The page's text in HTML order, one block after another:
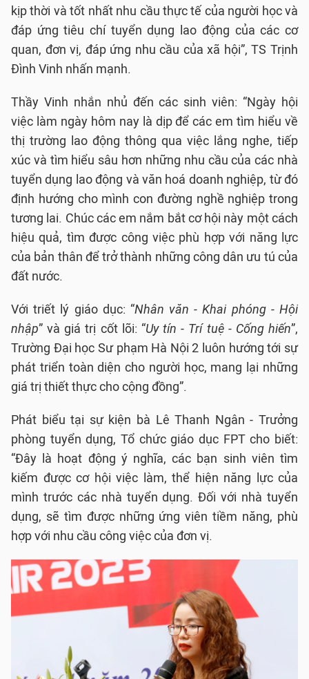
kịp thời và tốt nhất nhu cầu thực tế của người học và
đáp ứng tiêu chí tuyển dụng lao động của các cơ
quan, đơn vị, đáp ứng nhu cầu của xã hội”, TS Trịnh
Đình Vinh nhấn mạnh.
Thầy Vinh nhắn nhủ đến các sinh viên: “Ngày hội
việc làm ngày hôm nay là dịp để các em tìm hiểu về
thị trường lao động thông qua việc lắng nghe, tiếp
xúc và tìm hiểu sâu hơn những nhu cầu của các nhà
tuyển dụng lao động và văn hoá doanh nghiệp, từ đó
định hướng cho mình con đường nghề nghiệp trong
tương lai. Chúc các em nắm bắt cơ hội này một cách
hiệu quả, tìm được công việc phù hợp với năng lực
của bản thân để trở thành những công dân ưu tú của
đất nước.
Với triết lý giáo dục: “Nhân văn - Khai phóng - Hội
nhập” và giá trị cốt lõi: “Uy tín - Trí tuệ - Cống hiến”,
Trường Đại học Sư phạm Hà Nội 2 luôn hướng tới sự
phát triển toàn diện cho người học, mang lại những
giá trị thiết thực cho cộng đồng”.
Phát biểu tại sự kiện bà Lê Thanh Ngân - Trưởng
phòng tuyển dụng, Tổ chức giáo dục FPT cho biết:
“Đây là hoạt động ý nghĩa, các bạn sinh viên tìm
kiếm được cơ hội việc làm, thể hiện năng lực của
mình trước các nhà tuyển dụng. Đối với nhà tuyển
dụng, sẽ tìm được những ứng viên tiềm năng, phù
hợp với nhu cầu công việc của đơn vị.